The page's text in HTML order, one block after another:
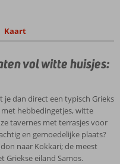
Kaart
vol witte huisjes:
je dan direct een typisch Grieks
hebbedingetjes, witte
tavernes met terrasjes voor
en gemoedelijke plaats?
naar Kokkari; de meest
Griekse eiland Samos.